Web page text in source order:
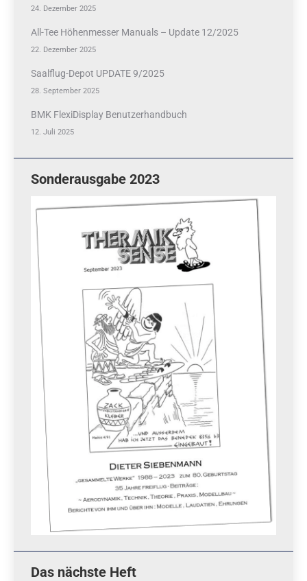
24. Dezember 2025
All-Tee Höhenmesser Manuals – Update 12/2025
22. Dezember 2025
Saalflug-Depot UPDATE 9/2025
28. September 2025
BMK FlexiDisplay Benutzerhandbuch
12. Juli 2025
Sonderausgabe 2023
Das nächste Heft